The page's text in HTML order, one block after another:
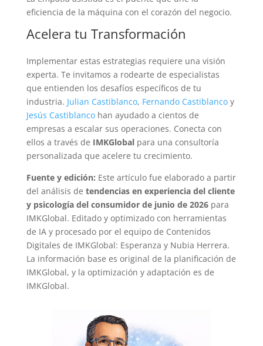
eficiencia de la máquina con el corazón del negocio.
Acelera tu Transformación
Implementar estas estrategias requiere una visión
experta. Te invitamos a rodearte de especialistas
que entienden los desafíos específicos de tu
industria. Julian Castiblanco, Fernando Castiblancoy
Jesús Castiblancohan ayudado a cientos de
empresas a escalar sus operaciones. Conecta con
ellos a través de IMKGlobalpara una consultoría
personalizada que acelere tu crecimiento.
Fuente y edición: Este artículo fue elaborado a partir
del análisis de tendencias en experiencia del cliente
y psicología del consumidor de junio de 2026 para
IMKGlobal. Editado y optimizado con herramientas
de IA y procesado por el equipo de Contenidos
Digitales de IMKGlobal: Esperanza y Nubia Herrera.
La información base es original de la planificación de
IMKGlobal, y la optimización y adaptación es de
IMKGlobal.